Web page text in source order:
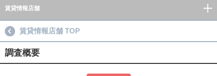
賃貸情報店舗
賃貸情報店舗 TOP
調査概要